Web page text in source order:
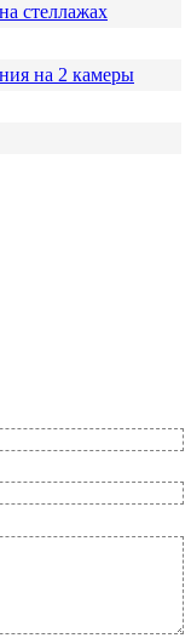
стеллажах
на 2 камеры